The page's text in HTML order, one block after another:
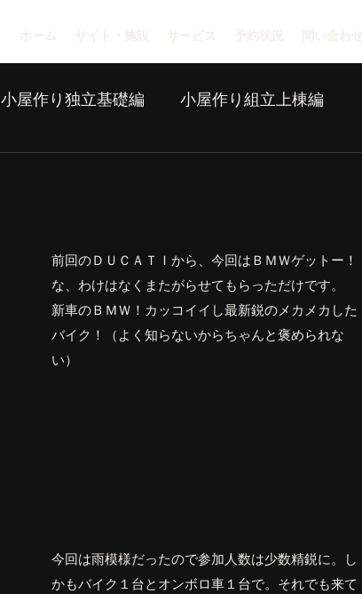
ホーム サイト・施設 サービス 予約状況 問い合わせ
小屋作り独立基礎編 小屋作り組立上棟編
前回のＤＵＣＡＴＩから、今回はＢＭＷゲットー！
な、わけはなくまたがらせてもらっただけです。
新車のＢＭＷ！カッコイイし最新鋭のメカメカした
バイク！（よく知らないからちゃんと褒められな
い）
今回は雨模様だったので参加人数は少数精鋭に。し
かもバイク１台とオンボロ車１台で。それでも来て